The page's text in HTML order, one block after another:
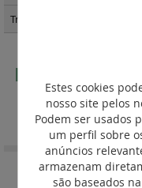
Para bornes
Ordenar por
REF. 037576
Transformadores
Estes cookies
nosso site pelos
Podem ser usados
um perfil sobre
anúncios
armazenam
são baseados